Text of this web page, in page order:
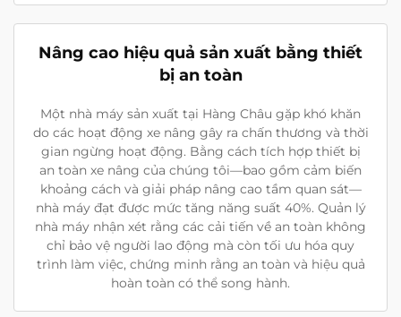
Nâng cao hiệu quả sản xuất bằng thiết
bị an toàn
Một nhà máy sản xuất tại Hàng Châu gặp khó khăn
do các hoạt động xe nâng gây ra chấn thương và thời
gian ngừng hoạt động. Bằng cách tích hợp thiết bị
an toàn xe nâng của chúng tôi—bao gồm cảm biến
khoảng cách và giải pháp nâng cao tầm quan sát—
nhà máy đạt được mức tăng năng suất 40%. Quản lý
nhà máy nhận xét rằng các cải tiến về an toàn không
chỉ bảo vệ người lao động mà còn tối ưu hóa quy
trình làm việc, chứng minh rằng an toàn và hiệu quả
hoàn toàn có thể song hành.